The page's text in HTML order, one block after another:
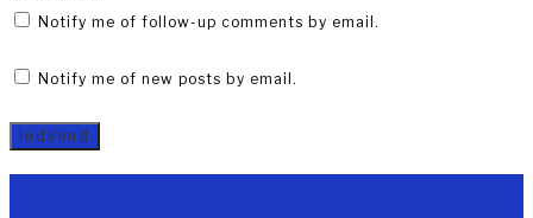
Notify me of follow-up comments by email.
Notify me of new posts by email.